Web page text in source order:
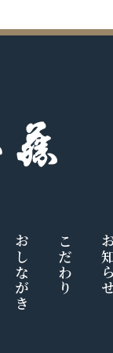
おしながき こだわり お